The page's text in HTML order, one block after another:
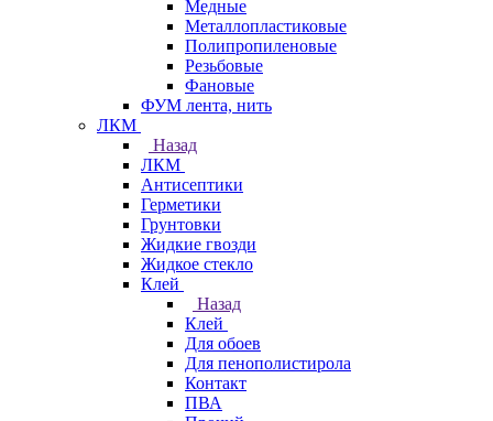
Медные
Металлопластиковые
Полипропиленовые
Резьбовые
Фановые
ФУМ лента, нить
ЛКМ
Назад
ЛКМ
Антисептики
Герметики
Грунтовки
Жидкие гвозди
Жидкое стекло
Клей
Назад
Клей
Для обоев
Для пенополистирола
Контакт
ПВА